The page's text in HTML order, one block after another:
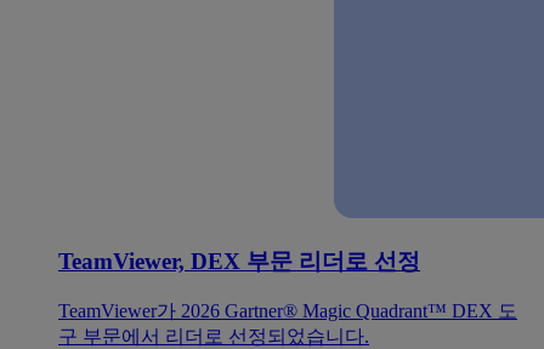
TeamViewer, DEX 부문 리더로 선정
TeamViewer가 2026 Gartner® Magic Quadrant™ DEX 도
구 부문에서 리더로 선정되었습니다.